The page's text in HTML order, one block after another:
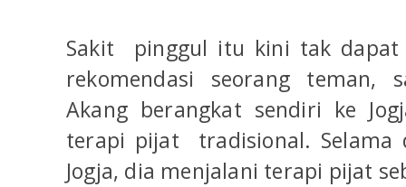
Sakit pinggul itu kini tak dapat
rekomendasi seorang teman,
Akang berangkat sendiri ke
terapi pijat tradisional.
Jogja, dia menjalani terapi pijat